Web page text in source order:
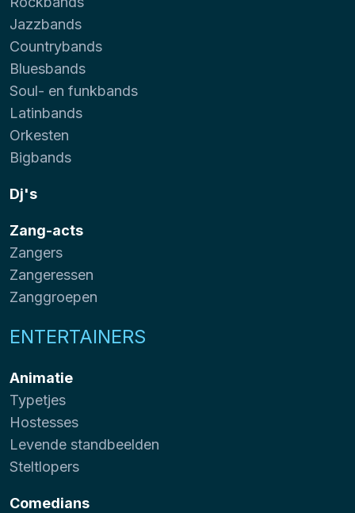
Jazzbands
Countrybands
Bluesbands
Soul- en funkbands
Latinbands
Orkesten
Bigbands
Dj's
Zang-acts
Zangers
Zangeressen
Zanggroepen
ENTERTAINERS
Animatie
Typetjes
Hostesses
Levende standbeelden
Steltlopers
Comedians